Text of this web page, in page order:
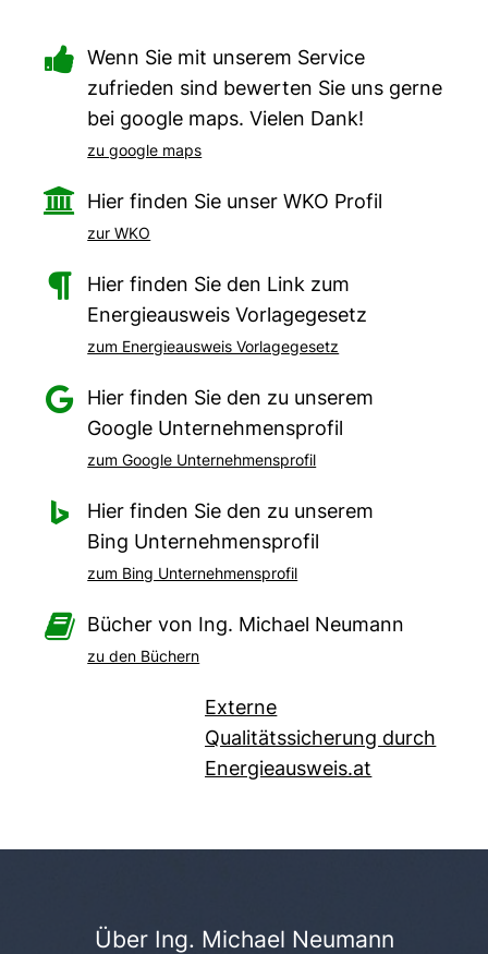
 Wenn Sie mit unserem Service
zufrieden sind bewerten Sie uns gerne
bei google maps. Vielen Dank!
zu google maps
 Hier finden Sie unser WKO Profil
zur WKO

Hier finden Sie den Link zum
Energieausweis Vorlagegesetz
zum Energieausweis Vorlagegesetz

Hier finden Sie den zu unserem
Google Unternehmensprofil
zum Google Unternehmensprofil

Hier finden Sie den zu unserem
Bing Unternehmensprofil
zum Bing Unternehmensprofil
 Bücher von Ing. Michael Neumann
zu den Büchern
Externe
Qualitätssicherung durch
Energieausweis.at
Über Ing. Michael Neumann